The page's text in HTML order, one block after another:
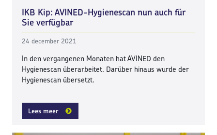
IKB Kip: AVINED-Hygienescan nun auch für
Sie verfügbar
24 december 2021
In den vergangenen Monaten hat AVINED den
Hygienescan überarbeitet. Darüber hinaus wurde der
Hygienescan übersetzt.
Lees meer